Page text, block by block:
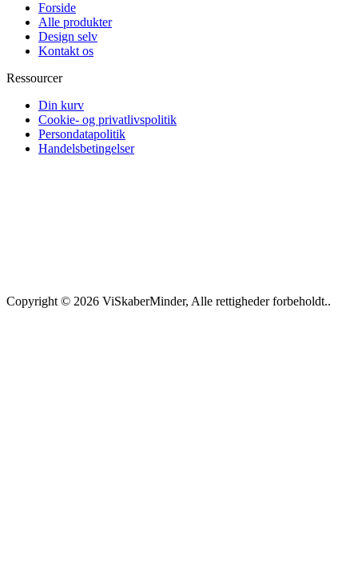
Forside
Alle produkter
Design selv
Kontakt os
Ressourcer
Din kurv
Cookie- og privatlivspolitik
Persondatapolitik
Handelsbetingelser
Copyright © 2026 ViSkaberMinder, Alle rettigheder forbeholdt..